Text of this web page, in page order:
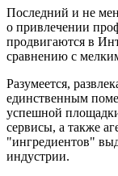
Последний и не
о привлечении
продвигаются в
сравнению с
Разумеется,
единственным
успешной
сервисы, а также
"ингредиентов"
индустрии.